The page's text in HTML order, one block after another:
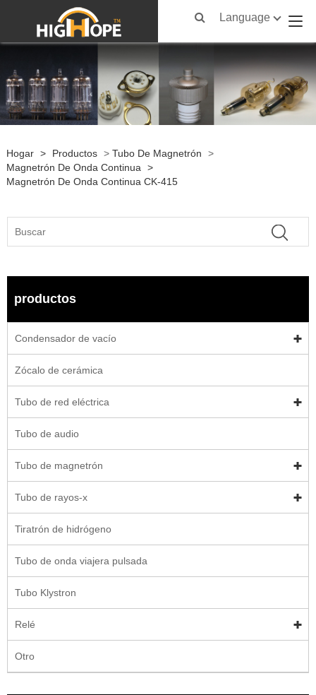
Language
Hogar > Productos > Tubo De Magnetrón
>
Magnetrón De Onda Continua
>
Magnetrón De Onda Continua CK-415
productos
Condensador de vacío
Zócalo de cerámica
Tubo de red eléctrica
Tubo de audio
Tubo de magnetrón
Tubo de rayos-x
Tiratrón de hidrógeno
Tubo de onda viajera pulsada
Tubo Klystron
Relé
Otro